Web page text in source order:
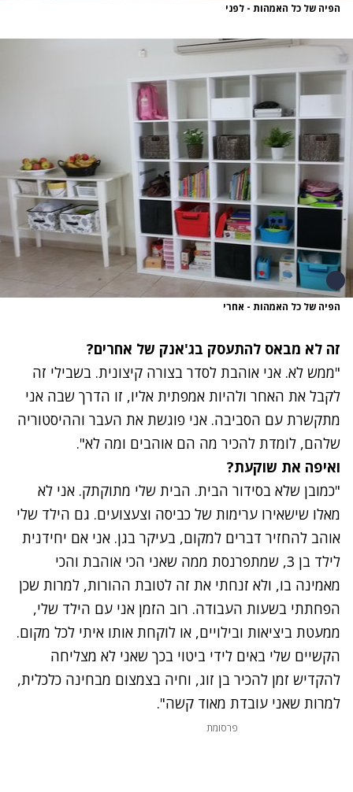
הפיה של כל האמהות - לפני
הפיה של כל האמהות - אחרי
זה לא מבאס להתעסק בג'אנק של אחרים?
"ממש לא. אני אוהבת לסדר בצורה קיצונית. בשבילי זה
לקבל את האחר ולהיות אמפתית אליו, זו הדרך שבה אני
מתקשרת עם הסביבה. אני פוגשת את העבר וההיסטוריה
שלהם, לומדת להכיר מה הם אוהבים ומה לא".
ואיפה את שוקעת?
"כמובן שלא בסידור הבית. הבית שלי מתוקתק. אני לא
מאלו שישאירו ערימות של כביסה וצעצועים. גם הילד שלי
אוהב להחזיר דברים למקום, בעיקר בגן. אני אם יחידנית
לילד בן 3, שמתפרנסת ממה שאני הכי אוהבת והכי
מאמינה בו, ולא זנחתי את זה לטובת ההורות, למרות שכן
הפחתתי בשעות העבודה. רוב הזמן אני עם הילד שלי,
ממעטת ביציאות ובילויים, או לוקחת אותו איתי לכל מקום.
הקשיים שלי באים לידי ביטוי בכך שאני לא מצליחה
להקדיש זמן להכיר בן זוג, וחיה בצמצום מבחינה כלכלית,
למרות שאני עובדת מאוד קשה".
פרסומת